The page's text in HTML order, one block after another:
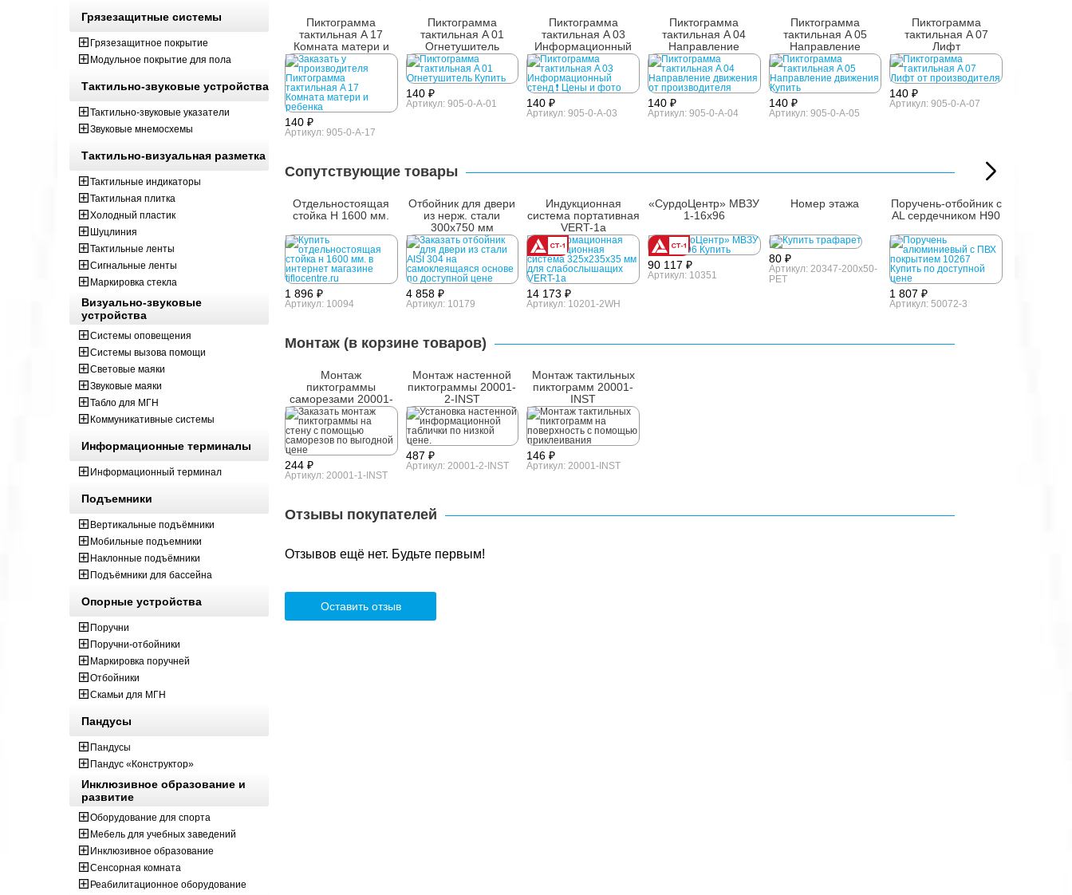
Пиктограмма
тактильная A 17
Комната матери и
ребенка
140 ₽
Артикул: 905-0-A-17
Пиктограмма
тактильная A 01
Огнетушитель
140 ₽
Артикул: 905-0-A-01
Пиктограмма
тактильная A 03
Информационный
стенд
140 ₽
Артикул: 905-0-A-03
Пиктограмма
тактильная A 04
Направление
движения
140 ₽
Артикул: 905-0-A-04
Пиктограмма
тактильная A 05
Направление
движения
140 ₽
Артикул: 905-0-A-05
Пиктограмма
тактильная A 07
Лифт
140 ₽
Артикул: 905-0-A-07
Сопутствующие товары
Отдельностоящая
стойка Н 1600 мм.
1 896 ₽
Артикул: 10094
Отбойник для двери
из нерж. стали
300х750 мм
4 858 ₽
Артикул: 10179
Индукционная
система портативная
VERT-1a
14 173 ₽
Артикул: 10201-2WH
«СурдоЦентр» МВЗУ
1-16х96
90 117 ₽
Артикул: 10351
Номер этажа
80 ₽
Артикул: 20347-200x50-
PET
Поручень-отбойник с
AL сердечником H90
1 807 ₽
Артикул: 50072-3
Монтаж (в корзине товаров)
Монтаж
пиктограммы
саморезами 20001-
1-INST
244 ₽
Артикул: 20001-1-INST
Монтаж настенной
пиктограммы 20001-
2-INST
487 ₽
Артикул: 20001-2-INST
Монтаж тактильных
пиктограмм 20001-
INST
146 ₽
Артикул: 20001-INST
Отзывы покупателей
Отзывов ещё нет. Будьте первым!
Оставить отзыв
Грязезащитные системы
Грязезащитное покрытие
Модульное покрытие для пола
Тактильно-звуковые устройства
Тактильно-звуковые указатели
Звуковые мнемосхемы
Тактильно-визуальная разметка
Тактильные индикаторы
Тактильная плитка
Холодный пластик
Шуцлиния
Тактильные ленты
Сигнальные ленты
Маркировка стекла
Визуально-звуковые
устройства
Системы оповещения
Системы вызова помощи
Световые маяки
Звуковые маяки
Табло для МГН
Коммуникативные системы
Информационные терминалы
Информационный терминал
Подъемники
Вертикальные подъёмники
Мобильные подъемники
Наклонные подъёмники
Подъёмники для бассейна
Опорные устройства
Поручни
Поручни-отбойники
Маркировка поручней
Отбойники
Скамьи для МГН
Пандусы
Пандусы
Пандус «Конструктор»
Инклюзивное образование и
развитие
Оборудование для спорта
Мебель для учебных заведений
Инклюзивное образование
Сенсорная комната
Реабилитационное оборудование